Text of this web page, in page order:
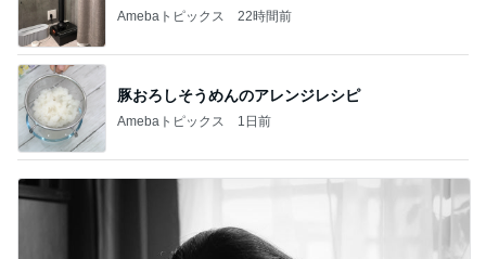
Amebaトピックス 22時間前
豚おろしそうめんのアレンジレシピ
Amebaトピックス 1日前